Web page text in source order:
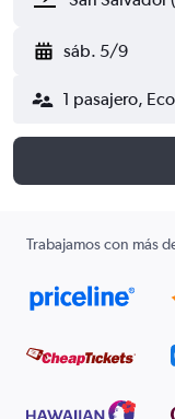
sáb. 5/9
1 pasajero,
Trabajamos con más